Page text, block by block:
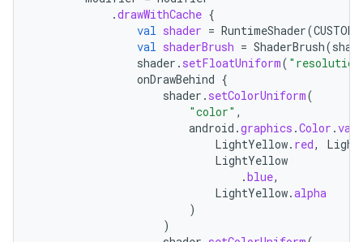
.drawWithCache {
val shader = RuntimeShader(
val shaderBrush = ShaderBrush(
shader . setFloatUniform(
onDrawBehind {
shader . setColorUniform(
"color" ,
android .graphics .Color .
LightYellow. red,
LightYellow
.blue,
LightYellow.alpha
)
)